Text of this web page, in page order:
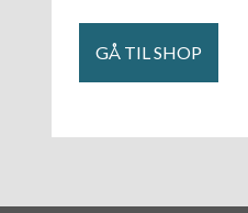
GÅ TIL SHOP